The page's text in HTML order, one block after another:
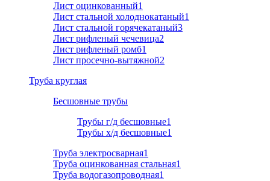
Лист оцинкованный1
Лист стальной холоднокатаный1
Лист стальной горячекатаный3
Лист рифленый чечевица2
Лист рифленый ромб1
Лист просечно-вытяжной2
Труба круглая
Бесшовные трубы
Трубы г/д бесшовные1
Трубы х/д бесшовные1
Труба электросварная1
Труба оцинкованная стальная1
Труба водогазопроводная1